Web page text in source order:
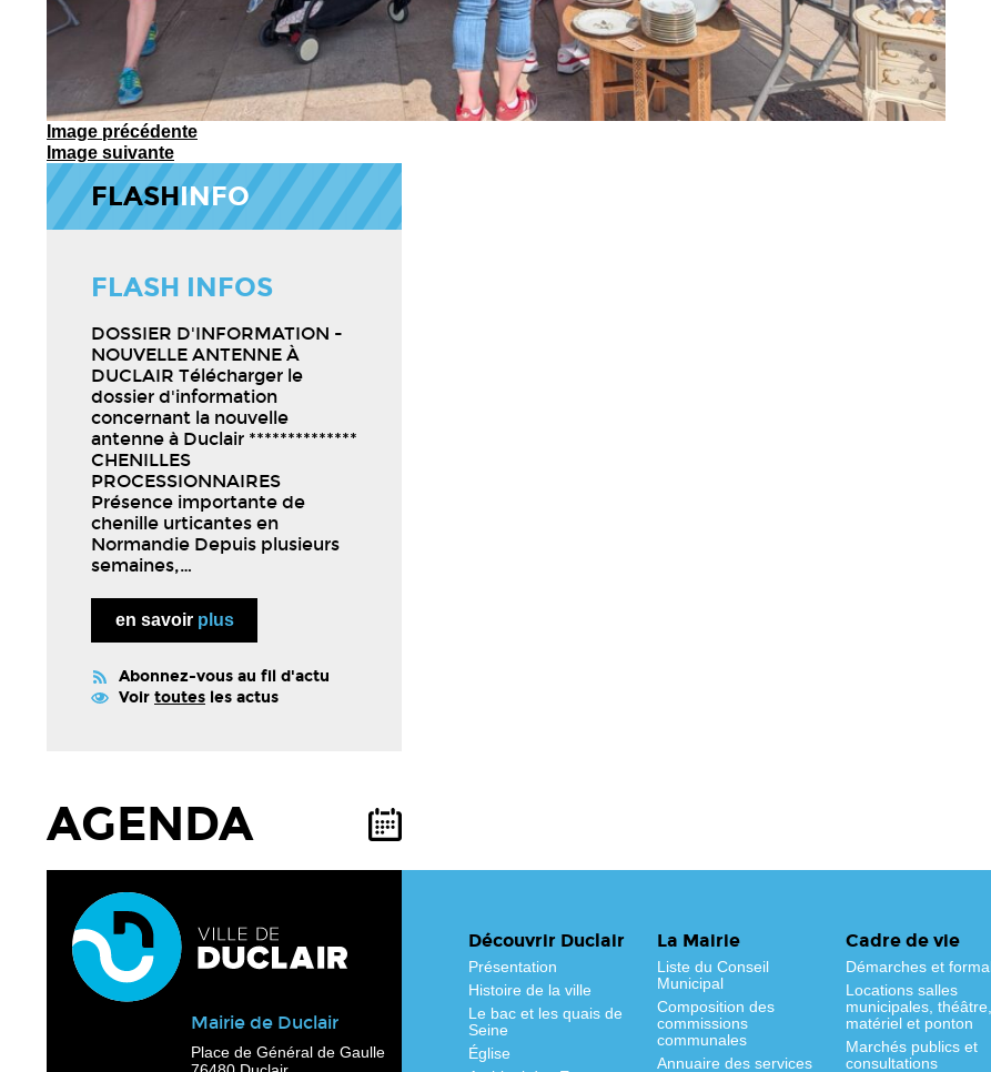
Image précédente
Image suivante
FLASHINFO
FLASH INFOS
DOSSIER D'INFORMATION -
NOUVELLE ANTENNE À
DUCLAIR Télécharger le
dossier d'information
concernant la nouvelle
antenne à Duclair **************
CHENILLES
PROCESSIONNAIRES
Présence importante de
chenille urticantes en
Normandie Depuis plusieurs
semaines,…
en savoir plus
Abonnez-vous au fil d'actu
Voir toutes les actus
AGENDA
Mairie de Duclair
Place de Général de Gaulle
Découvrir Duclair
Présentation
Histoire de la ville
Le bac et les quais de
Seine
Église
La Mairie
Liste du Conseil
Municipal
Composition des
commissions
communales
Annuaire des services
Cadre de vie
Démarches et
Locations salles
municipales, théâtre,
matériel et ponton
Marchés publics et
consultations